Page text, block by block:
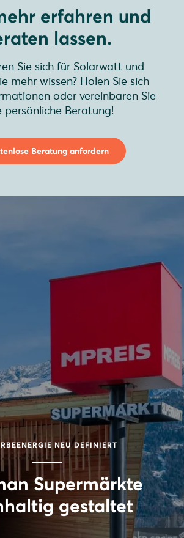
erfahren und
lassen.
Sie sich für Solarwatt und
mehr wissen? Holen Sie sich
oder vereinbaren Sie
persönliche Beratung!
Beratung anfordern
NEU DEFINIERT
Supermärkte
gestaltet